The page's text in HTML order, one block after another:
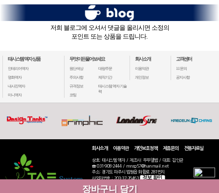
저희 블로그에 오셔서 댓글을 올리시면 소정의
포인트 또는 상품을 드립니다.
태시스템 액자 상품
인테리어액자
명화액자
내사진액자
미니액자
무엇이든물어보세요
원단색상
주의사항
규격정보
코팅
대량주문
제작기간
태시스템 액자 기술
력
회사소개
이용약관
개인정보
고객센터
1:1 문의
공지사항
회사소개 이용약관 개인보호정책 제휴문의 전용자료실
상호: 태시스템 액자 / 제조사: 두두앨범 / 대표: 김인균
☎ 031-908-2444 / mnsg57@hanmail.net
주소: 경기도 파주시 법원읍 화합로 281번지
사업자번호 : 203-37-76463
정보 확인
통신판매: 2020-고양일산동-2770
COPYRIGHT(C) 2019 TAESYSTEM ALL RIGHTS RESERVED.
장바구니 담기